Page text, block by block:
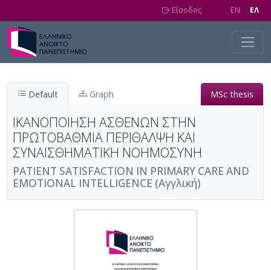
Είσοδος EN EΛ
Default Graph MSc thesis
ΙΚΑΝΟΠΟΙΗΣΗ ΑΣΘΕΝΩΝ ΣΤΗΝ
ΠΡΩΤΟΒΑΘΜΙΑ ΠΕΡΙΘΑΛΨΗ ΚΑΙ
ΣΥΝΑΙΣΘΗΜΑΤΙΚΗ ΝΟΗΜΟΣΥΝΗ
PATIENT SATISFACTION IN PRIMARY CARE AND
EMOTIONAL INTELLIGENCE (Αγγλική)